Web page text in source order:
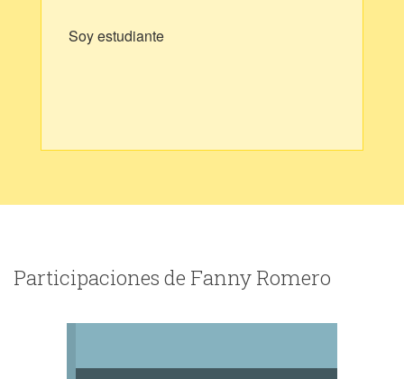
Soy estudiante
Participaciones de Fanny Romero